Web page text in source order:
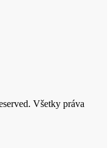
Všetky práva